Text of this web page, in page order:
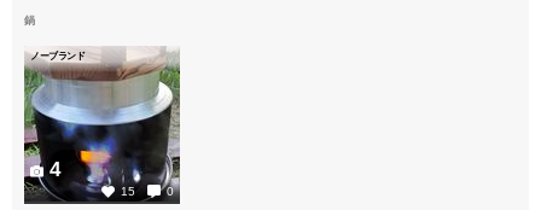
鍋
ノーブランド
15 0
4